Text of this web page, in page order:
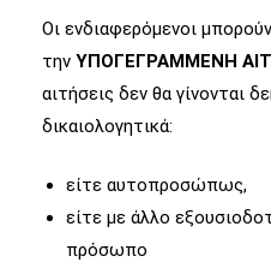
Οι ενδιαφερόμενοι
την ΥΠΟΓΕΓΡΑΜΜΕΝΗ
αιτήσεις δεν θα γίνονται
δικαιολογητικά:
είτε αυτοπροσώπως,
είτε με άλλο
πρόσωπο